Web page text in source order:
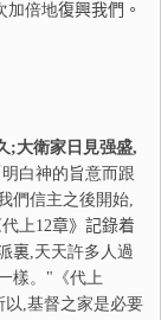
加倍地復興我們。
;大衛家日見强盛,
白神的旨意而跟
們信主之後開始,
上12章》記錄着
裏,天天許多人過
樣。"《代上
以,基督之家是必要